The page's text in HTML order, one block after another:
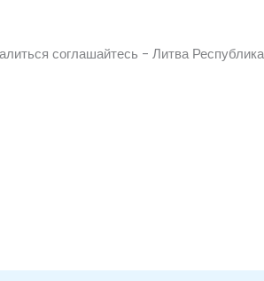
соглашайтесь - ЛитваРеспублика